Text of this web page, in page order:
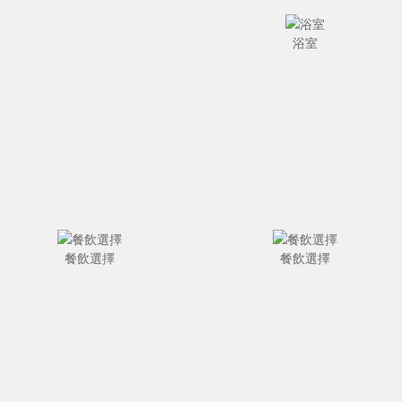
浴室
餐飲選擇 餐飲選擇